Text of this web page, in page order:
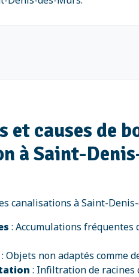
et causes de
à Saint-
canalisations à Saint-
: Accumulations
: Objets non adaptés comme
: Infiltration de racines